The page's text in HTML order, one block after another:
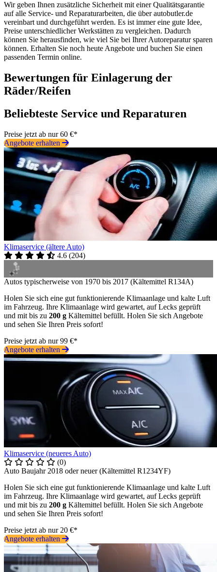
Wir geben Ihnen zusätzliche Sicherheit mit einer Qualitätsgarantie
auf alle Service- und Reparaturarbeiten, die über autobutler.de
vereinbart und durchgeführt werden. Es ist immer eine gute Idee,
Preise unterschiedlicher Werkstätten zu vergleichen. Dadurch
können Sie herausfinden, wie viel Sie bei Ihrer Autoreparatur sparen
können. Erhalten Sie noch heute Angebote und buchen Sie einen
passenden Termin online.
Bewertungen für Einlagerung der
Räder/Reifen
Beliebteste Service und Reparaturen
Preise jetzt ab nur 60 €*
Angebote erhalten
Klimaservice (ältere Auto)
4.6 (204)
Autos typischerweise von 1970 bis 2017 (Kältemittel R134A)
Holen Sie sich eine gut funktionierende Klimaanlage und kalte Luft
im Fahrzeug. Ihre Klimaanlage wird gewartet, auf Lecks geprüft
und mit bis zu 200 g Kältemittel befüllt. Holen Sie sich Angebote
und sehen Sie Ihren Preis sofort!
Preise jetzt ab nur 99 €*
Angebote erhalten
Klimaservice (neueres Auto)
(0)
Auto Baujahr 2018 oder neuer (Kältemittel R1234YF)
Holen Sie sich eine gut funktionierende Klimaanlage und kalte Luft
im Fahrzeug. Ihre Klimaanlage wird gewartet, auf Lecks geprüft
und mit bis zu 200 g Kältemittel befüllt. Holen Sie sich Angebote
und sehen Sie Ihren Preis sofort!
Preise jetzt ab nur 20 €*
Angebote erhalten